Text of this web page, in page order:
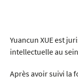
Yuancun XUE est
intellectuelle au
Après avoir suivi la